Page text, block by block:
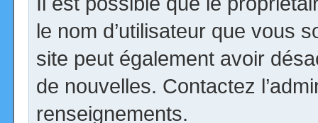
le nom d’utilisateur que vous
site peut également avoir
de nouvelles. Contactez
renseignements.